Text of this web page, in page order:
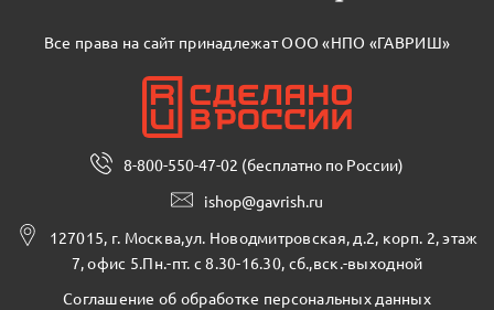
Все права на сайт принадлежат ООО «НПО «ГАВРИШ»
8-800-550-47-02 (бесплатно по России)
ishop@gavrish.ru
127015, г. Москва,ул. Новодмитровская, д.2, корп. 2, этаж
7, офис 5.Пн.-пт. с 8.30-16.30, сб.,вск.-выходной
Соглашение об обработке персональных данных